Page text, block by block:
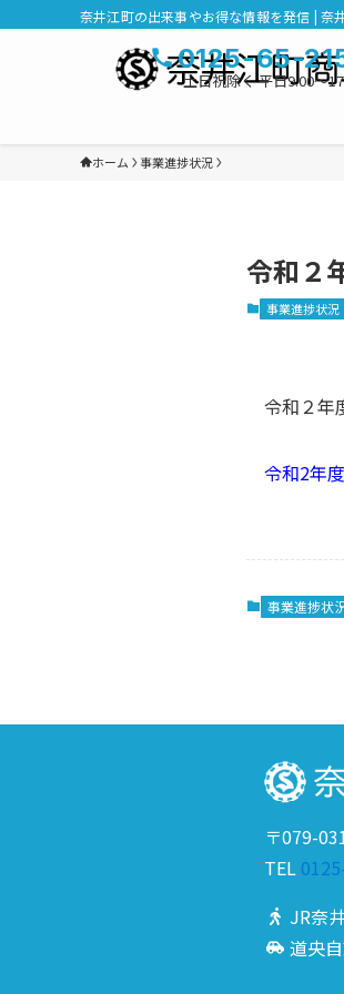
奈井江町の出来事やお得な情報を発信 | 奈
0125-65-
土日祝除く 平日9:00～
ホーム 事業進捗状況
令和２
事業進捗状況
令和２年
令和2年
事業進捗状
〒079-
TEL
JR奈
道央